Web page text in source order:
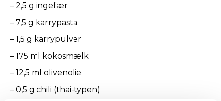
– 2,5 g ingefær
– 7,5 g karrypasta
– 1,5 g karrypulver
– 175 ml kokosmælk
– 12,5 ml olivenolie
– 0,5 g chili (thai-typen)